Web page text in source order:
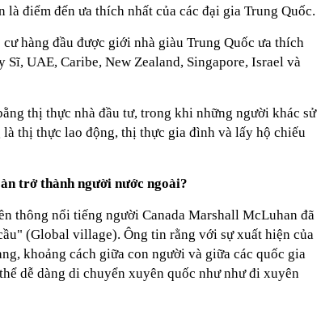
là điểm đến ưa thích nhất của các đại gia Trung Quốc.
hàng đầu được giới nhà giàu Trung Quốc ưa thích
UAE, Caribe, New Zealand, Singapore, Israel và
thị thực nhà đầu tư, trong khi những người khác sử
thị thực lao động, thị thực gia đình và lấy hộ chiếu
trở thành người nước ngoài?
thông nổi tiếng người Canada Marshall McLuhan đã
(Global village). Ông tin rằng với sự xuất hiện của
khoảng cách giữa con người và giữa các quốc gia
dễ dàng di chuyển xuyên quốc như như đi xuyên